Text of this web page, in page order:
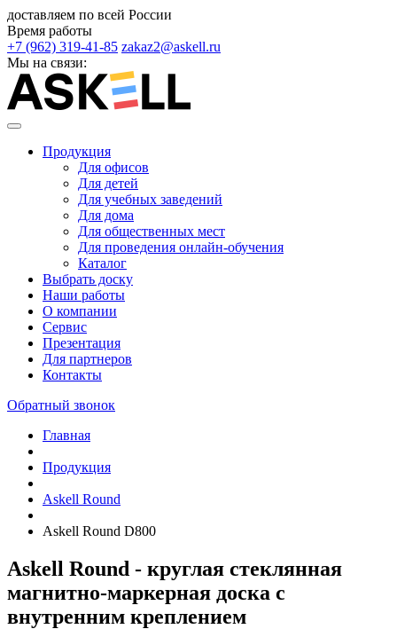
доставляем по всей России
Время работы
+7 (962) 319-41-85 zakaz2@askell.ru
Мы на связи:
Продукция
Для офисов
Для детей
Для учебных заведений
Для дома
Для общественных мест
Для проведения онлайн-обучения
Каталог
Выбрать доску
Наши работы
О компании
Сервис
Презентация
Для партнеров
Контакты
Обратный звонок
Главная
Продукция
Askell Round
Askell Round D800
Askell Round - круглая стеклянная
магнитно-маркерная доска с
внутренним креплением